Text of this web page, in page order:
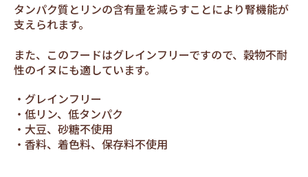
タンパク質とリンの含有量を減らすことにより腎機能が
支えられます。
また、このフードはグレインフリーですので、穀物不耐
性のイヌにも適しています。
グレインフリー
低リン、低タンパク
大豆、砂糖不使用
香料、着色料、保存料不使用